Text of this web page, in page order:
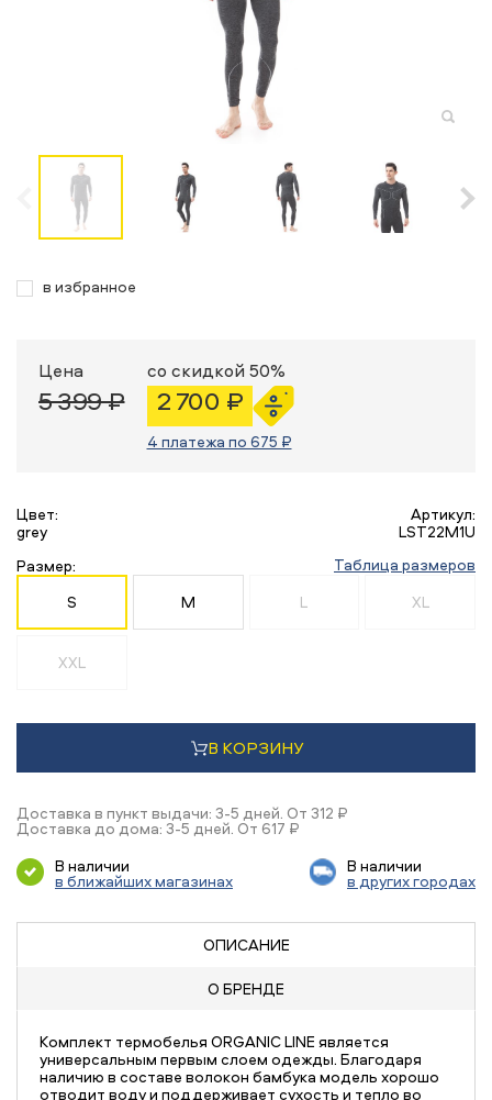
в избранное
Цена
5 399 ₽
со скидкой 50%
2 700 ₽
4 платежа по 675 ₽
Цвет:
grey
Артикул:
LST22M1U
Размер:
Таблица размеров
S
M L XL
XXL
В КОРЗИНУ
Доставка в пункт выдачи: 3-5 дней. От 312 ₽
Доставка до дома: 3-5 дней. От 617 ₽
В наличии
в ближайших магазинах
В наличии
в других городах
ОПИСАНИЕ
О БРЕНДЕ
Комплект термобелья ORGANIC LINE является
универсальным первым слоем одежды. Благодаря
наличию в составе волокон бамбука модель хорошо
отводит воду и поддерживает сухость и тепло во